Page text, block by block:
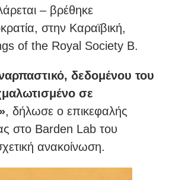
– βρέθηκε
στην Καραϊβική,
of the Royal Society B.
δεδομένου του
σε
, δήλωσε ο επικεφαλής
στο Barden Lab του
ανακοίνωση.